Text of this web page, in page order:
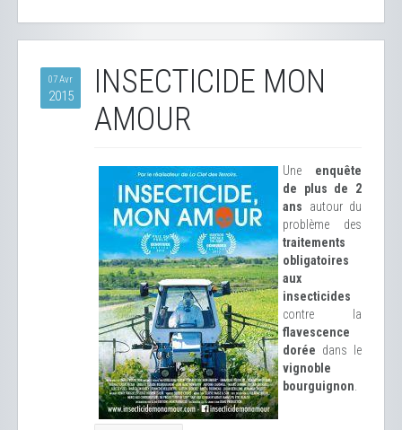
07 Avr
2015
INSECTICIDE MON
AMOUR
Une enquête
de plus de 2
ans autour du
problème des
traitements
obligatoires
aux
insecticides
contre la
flavescence
dorée dans le
vignoble
bourguignon